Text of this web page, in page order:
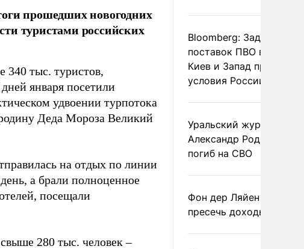
прошедших новогодних
туристами российских
340 тыс. туристов,
января посетили
удвоении турпотока
Деда Мороза Великий
на отдых по линии
а брали полноценное
посещали
280 тыс. человек –
Bloomberg: Задержка
поставок ПВО вынудит
Киев и Запад принять
условия России
Уральский журналист
Александр Родионов
погиб на СВО
Фон дер Ляйен
пресечь доходы России